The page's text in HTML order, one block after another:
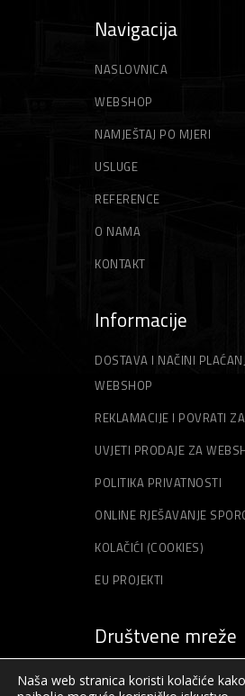
Navigacija
NASLOVNICA
WEBSHOP
NAMJEŠTAJ PO MJERI
USLUGE
REFERENCE
O NAMA
KONTAKT
Informacije
DOSTAVA I NAČINI
WEBSHOP
REKLAMACIJE I POVRATI
UVJETI PRODAJE ZA
POLITIKA PRIVATNOSTI
ONLINE RJEŠAVANJE
KOLAČIĆI (COOKIES)
EU PROJEKTI
Društvene mreže
Naša web stranica koristi kolačiće